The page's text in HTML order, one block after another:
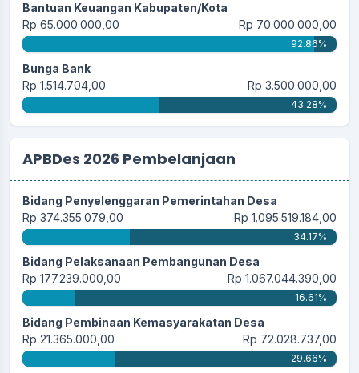
Bantuan Keuangan Kabupaten/Kota
Rp 65.000.000,00
Rp 70.000.000,00
92.86%
Bunga Bank
Rp 1.514.704,00
Rp 3.500.000,00
43.28%
APBDes 2026 Pembelanjaan
Bidang Penyelenggaran Pemerintahan Desa
Rp 374.355.079,00
Rp 1.095.519.184,00
34.17%
Bidang Pelaksanaan Pembangunan Desa
Rp 177.239.000,00
Rp 1.067.044.390,00
16.61%
Bidang Pembinaan Kemasyarakatan Desa
Rp 21.365.000,00
Rp 72.028.737,00
29.66%